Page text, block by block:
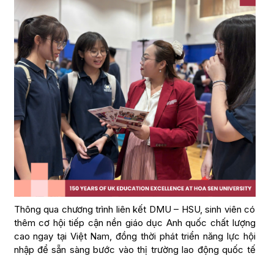
Thông qua chương trình liên kết DMU – HSU, sinh viên có
thêm cơ hội tiếp cận nền giáo dục Anh quốc chất lượng
cao ngay tại Việt Nam, đồng thời phát triển năng lực hội
nhập để sẵn sàng bước vào thị trường lao động quốc tế